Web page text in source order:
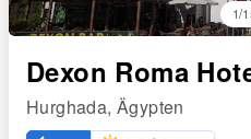
1/
Dexon Roma
Hurghada, Ägypten